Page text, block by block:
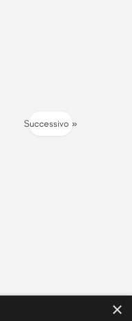
Successivo »
×